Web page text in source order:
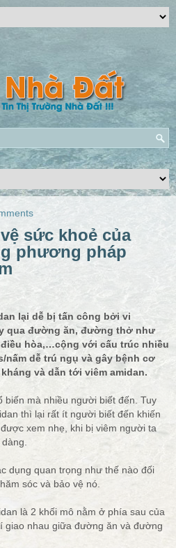
sức khoẻ của
phương pháp
lại dễ bị tấn công bởi vi
qua đường ăn, đường thở như
hòa,…cộng với cấu trúc nhiều
nấm dễ trú ngụ và gây bệnh cơ
và dẫn tới viêm amidan.
biến mà nhiều người biết đến. Tuy
thì lại rất ít người biết đến khiến
xem nhẹ, khi bị viêm người ta
dụng quan trọng như thế nào đối
sóc và bảo vệ nó.
là 2 khối mô nằm ở phía sau của
giao nhau giữa đường ăn và đường